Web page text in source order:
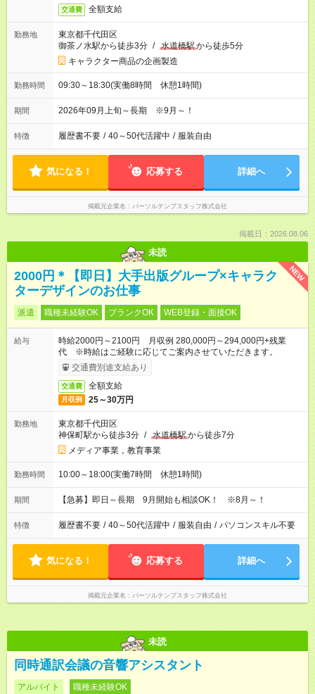
交通費 全額支給
勤務地
東京都千代田区
御茶ノ水駅から徒歩3分 / 水道橋駅から徒歩5分
キャラクター商品の企画製造
勤務時間 09:30～18:30(実働8時間 休憩1時間)
期間 2026年09月上旬～長期 ※9月～！
特徴 履歴書不要 / 40～50代活躍中 / 服装自由
気になる！ 応募する 詳細へ
掲載元企業名 パーソルテンプスタッフ株式会社
掲載日：2026.08.06
未読
NEW
2000円＊【即日】大手出版グループ×キャラク
ターデザインのお仕事
派遣 職種未経験OK ブランクOK WEB登録・面接OK
給与
時給2000円～2100円 月収例 280,000円～294,000円+残業
代 ※時給はご経験に応じてご案内させていただきます。
交通費別途支給あり
交通費 全額支給
月収例 25～30万円
勤務地
東京都千代田区
神保町駅から徒歩3分 / 水道橋駅から徒歩7分
メディア事業，教育事業
勤務時間 10:00～18:00(実働7時間 休憩1時間)
期間 【急募】即日～長期 9月開始も相談OK！ ※8月～！
特徴 履歴書不要 / 40～50代活躍中 / 服装自由 / パソコンスキル不要
気になる！ 応募する 詳細へ
掲載元企業名 パーソルテンプスタッフ株式会社
未読
同時通訳会議の音響アシスタント
アルバイト 職種未経験OK